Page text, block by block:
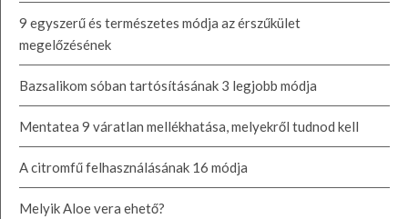
9 egyszerű és természetes módja az érszűkület
megelőzésének
Bazsalikom sóban tartósításának 3 legjobb módja
Mentatea 9 váratlan mellékhatása, melyekről tudnod kell
A citromfű felhasználásának 16 módja
Melyik Aloe vera ehető?